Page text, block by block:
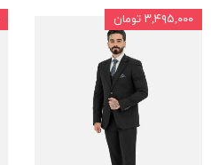
۳,۴۹۵,۰۰۰ تومان